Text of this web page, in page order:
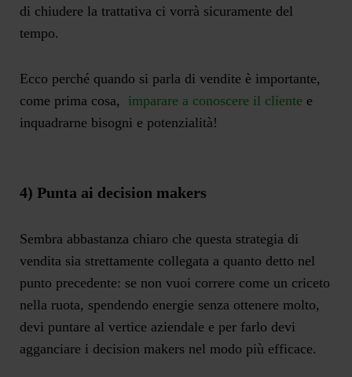
di chiudere la trattativa ci vorrà sicuramente del
tempo.
Ecco perché quando si parla di vendite è importante,
come prima cosa, imparare a conoscere il cliente e
inquadrarne bisogni e potenzialità!
4) Punta ai decision makers
Sembra abbastanza chiaro che questa strategia di
vendita sia strettamente collegata a quanto detto nel
punto precedente: se non vuoi correre come un criceto
nella ruota, spendendo energie senza ottenere molto,
devi puntare al vertice aziendale e per farlo devi
agganciare i decision makers nel modo più efficace.